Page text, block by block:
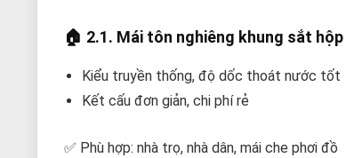
🏠 2.1. Mái tôn nghiêng khung sắt hộp
Kiểu truyền thống, độ dốc thoát nước tốt
Kết cấu đơn giản, chi phí rẻ
✅ Phù hợp: nhà trọ, nhà dân, mái che phơi đồ